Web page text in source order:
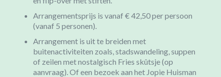
Arrangementsprijs is vanaf € 42,50 per persoon
(vanaf 5 personen).
Arrangement is uit te breiden met
buitenactiviteiten zoals, stadswandeling, suppen
of zeilen met nostalgisch Fries skûtsje (op
aanvraag). Of een bezoek aan het Jopie Huisman